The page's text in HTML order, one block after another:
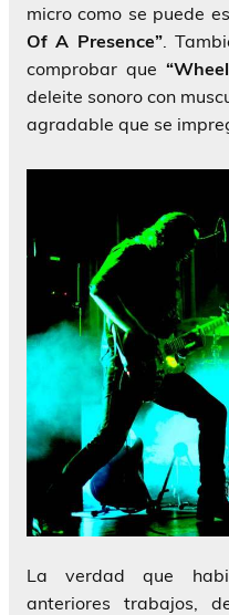
micro como se puede
Of A Presence”.
comprobar que
deleite sonoro con
agradable que se
La verdad que
anteriores trabajos,